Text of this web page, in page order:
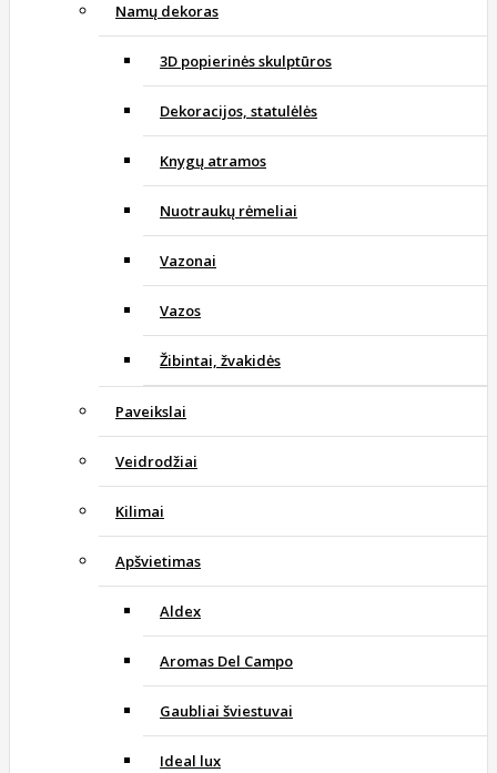
Namų dekoras
3D popierinės skulptūros
Dekoracijos, statulėlės
Knygų atramos
Nuotraukų rėmeliai
Vazonai
Vazos
Žibintai, žvakidės
Paveikslai
Veidrodžiai
Kilimai
Apšvietimas
Aldex
Aromas Del Campo
Gaubliai šviestuvai
Ideal lux